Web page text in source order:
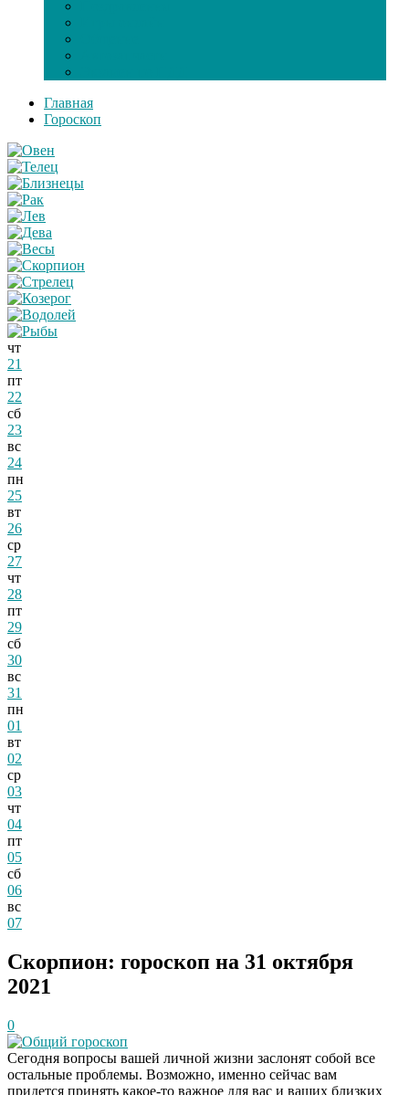
Главная
Гороскоп
чт
21
пт
22
сб
23
вс
24
пн
25
вт
26
ср
27
чт
28
пт
29
сб
30
вс
31
пн
01
вт
02
ср
03
чт
04
пт
05
сб
06
вс
07
Скорпион: гороскоп на 31 октября
2021
0
Общий гороскоп
Сегодня вопросы вашей личной жизни заслонят собой все
остальные проблемы. Возможно, именно сейчас вам
придется принять какое-то важное для вас и ваших близких